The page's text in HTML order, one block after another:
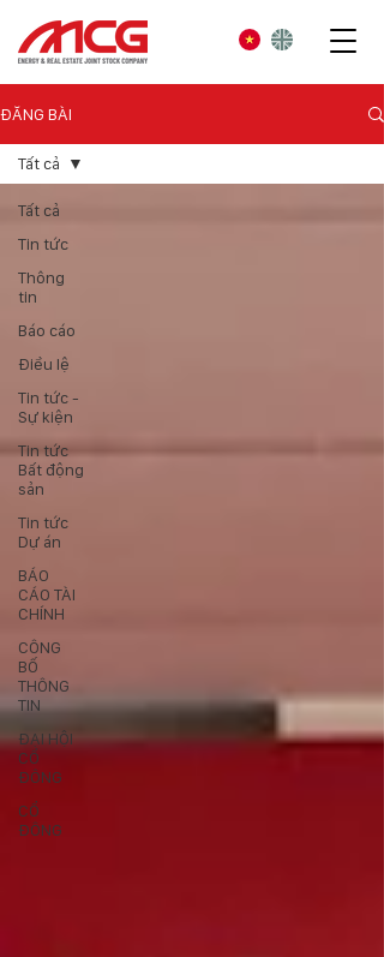
ĐĂNG BÀI
Tất cả
Tin tức
Thông
tin
Báo cáo
Điều lệ
Tin tức -
Sự kiện
Tin tức
Bất động
sản
Tin tức
Dự án
BÁO
CÁO TÀI
CHÍNH
CÔNG
BỐ
THÔNG
TIN
ĐẠI HỘI
CỔ
ĐÔNG
CỔ
ĐÔNG
Tất cả